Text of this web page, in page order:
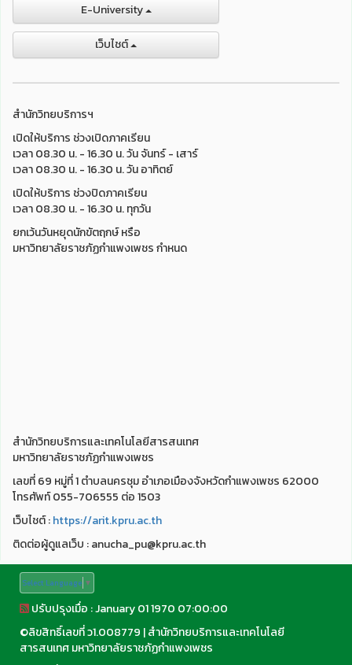
E-University
เว็บไชต์
สำนักวิทยบริการฯ
เปิดให้บริการ ช่วงเปิดภาคเรียน
เวลา 08.30 น. - 16.30 น. วัน จันทร์ - เสาร์
เวลา 08.30 น. - 16.30 น. วัน อาทิตย์
เปิดให้บริการ ช่วงปิดภาคเรียน
เวลา 08.30 น. - 16.30 น. ทุกวัน
ยกเว้นวันหยุดนักขัตฤกษ์ หรือ
มหาวิทยาลัยราชภัฏกำแพงเพชร กำหนด
สำนักวิทยบริการและเทคโนโลยีสารสนเทศ
มหาวิทยาลัยราชภัฏกำแพงเพชร
เลขที่ 69 หมู่ที่ 1 ตำบลนครชุม อำเภอเมืองจังหวัดกำแพงเพชร 62000
โทรศัพท์ 055-706555 ต่อ 1503
เว็บไชต์ :https://arit.kpru.ac.th
ติดต่อผู้ดูแลเว็บ : anucha_pu@kpru.ac.th
Select Language ▼
ปรับปรุงเมื่อ : January 01 1970 07:00:00
©ลิขสิทธิ์เลขที่ ว1.008779 |สำนักวิทยบริการและเทคโนโลยี
สารสนเทศ มหาวิทยาลัยราชภัฏกำแพงเพชร